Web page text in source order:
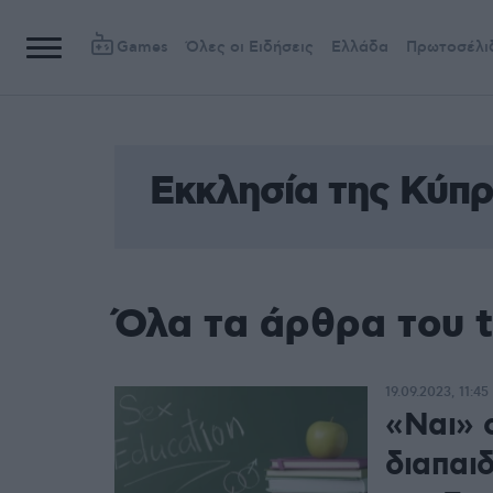
Games Όλες οι Ειδήσεις Ελλάδα
Εκκλησία της
Όλα τα άρθρα του
«Ναι»
19.09.2023, 11:45